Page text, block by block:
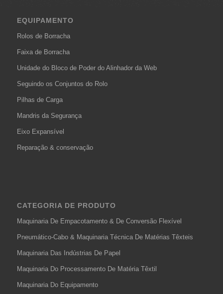
EQUIPAMENTO
Rolos de Borracha
Faixa de Borracha
Unidade do Bloco de Poder do Alinhador da Web
Seguindo os Conjuntos do Rolo
Pilhas de Carga
Mandris da Segurança
Eixo Expansível
Reparação & conservação
CATEGORIA DE PRODUTO
Maquinaria De Empacotamento & De Conversão Flexível
Pneumático-Cabo & Maquinaria Técnica De Matérias Têxteis
Maquinaria Das Indústrias De Papel
Maquinaria Do Processamento De Matéria Têxtil
Maquinaria Do Equipamento